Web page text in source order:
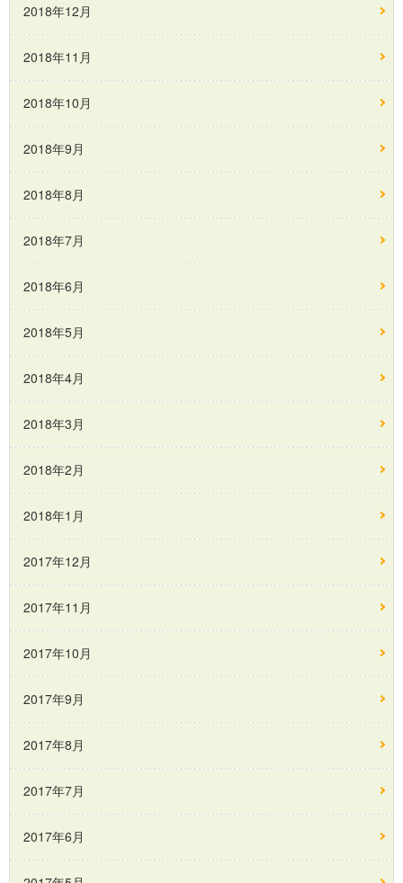
2018年12月
2018年11月
2018年10月
2018年9月
2018年8月
2018年7月
2018年6月
2018年5月
2018年4月
2018年3月
2018年2月
2018年1月
2017年12月
2017年11月
2017年10月
2017年9月
2017年8月
2017年7月
2017年6月